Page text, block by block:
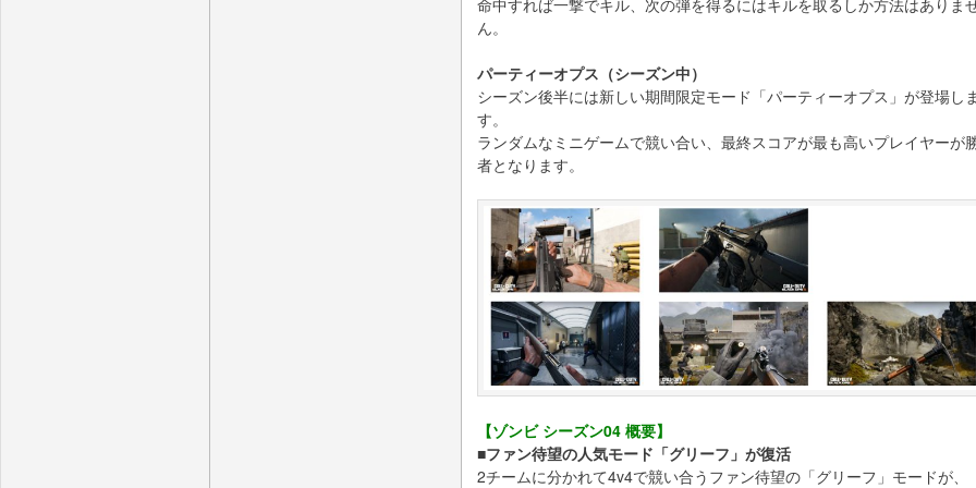
ん。
パーティーオプス（シーズン中）
シーズン後半には新しい期間限定モード「パーティーオプス」が登場しま
す。
ランダムなミニゲームで競い合い、最終スコアが最も高いプレイヤーが
者となります。
【ゾンビ シーズン04 概要】
■ファン待望の人気モード「グリーフ」が復活
2チームに分かれて4v4で競い合うファン待望の「グリーフ」モードが、